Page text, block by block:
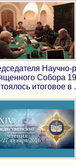
Научно-
Собора
итоговое в